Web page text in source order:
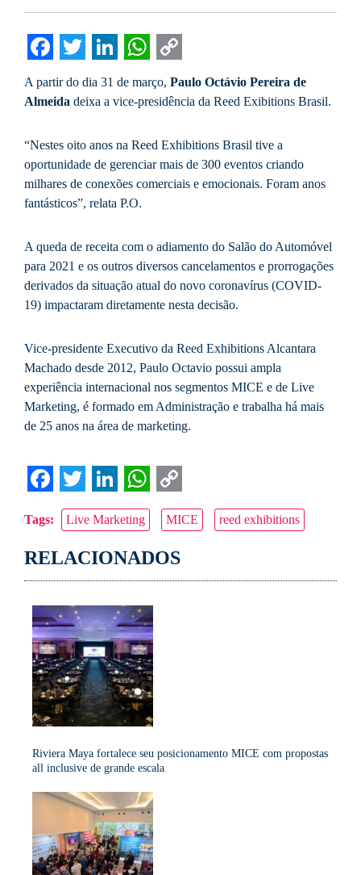
Facebook
Twitter
LinkedIn
WhatsApp
Copy
Link
A partir do dia 31 de março, Paulo Octávio Pereira de
Almeida deixa a vice-presidência da Reed Exibitions Brasil.
“Nestes oito anos na Reed Exhibitions Brasil tive a
oportunidade de gerenciar mais de 300 eventos criando
milhares de conexões comerciais e emocionais. Foram anos
fantásticos”, relata P.O.
A queda de receita com o adiamento do Salão do Automóvel
para 2021 e os outros diversos cancelamentos e prorrogações
derivados da situação atual do novo coronavírus (COVID-
19) impactaram diretamente nesta decisão.
Vice-presidente Executivo da Reed Exhibitions Alcantara
Machado desde 2012, Paulo Octavio possui ampla
experiência internacional nos segmentos MICE e de Live
Marketing, é formado em Administração e trabalha há mais
de 25 anos na área de marketing.
Facebook
Twitter
LinkedIn
WhatsApp
Copy
Link
Tags: Live Marketing MICE reed exhibitions
RELACIONADOS
Riviera Maya fortalece seu posicionamento MICE com propostas
all inclusive de grande escala